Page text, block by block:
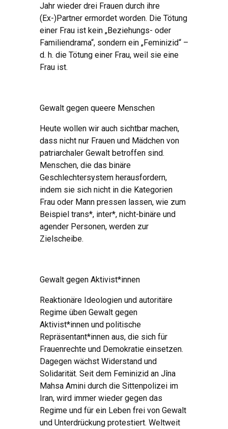
Jahr wieder drei Frauen durch ihre
(Ex-)Partner ermordet worden. Die Tötung
einer Frau ist kein „Beziehungs- oder
Familiendrama“, sondern ein „Feminizid“ –
d. h. die Tötung einer Frau, weil sie eine
Frau ist.
Gewalt gegen queere Menschen
Heute wollen wir auch sichtbar machen,
dass nicht nur Frauen und Mädchen von
patriarchaler Gewalt betroffen sind.
Menschen, die das binäre
Geschlechtersystem herausfordern,
indem sie sich nicht in die Kategorien
Frau oder Mann pressen lassen, wie zum
Beispiel trans*, inter*, nicht-binäre und
agender Personen, werden zur
Zielscheibe.
Gewalt gegen Aktivist*innen
Reaktionäre Ideologien und autoritäre
Regime üben Gewalt gegen
Aktivist*innen und politische
Repräsentant*innen aus, die sich für
Frauenrechte und Demokratie einsetzen.
Dagegen wächst Widerstand und
Solidarität. Seit dem Feminizid an Jîna
Mahsa Amini durch die Sittenpolizei im
Iran, wird immer wieder gegen das
Regime und für ein Leben frei von Gewalt
und Unterdrückung protestiert. Weltweit